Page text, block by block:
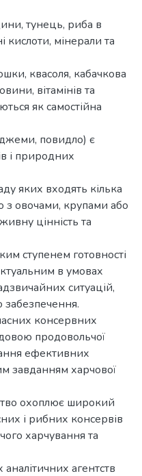
тунець, риба в
кислоти, мінерали та
квасоля, кабачкова
вітамінів та
як самостійна
повидло) є
і природних
яких входять кілька
з овочами, крупами або
цінність та
ступенем готовності
в умовах
ситуацій,
забезпечення.
консервних
продовольчої
ефективних
завданням харчової
охоплює широкий
і рибних консервів
харчування та
агентств